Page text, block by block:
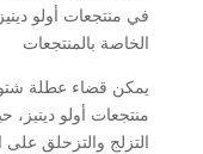
في منتجعات أولو
الخاصة بالمنتجعات
يمكن قضاء عطلة
منتجعات أولو
التزلج والتزحلق على